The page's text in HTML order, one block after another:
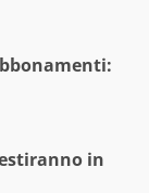
in